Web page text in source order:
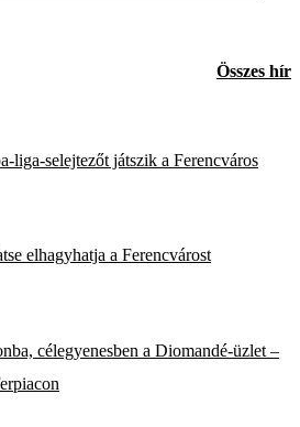
Összes hír
liga-selejtezőt játszik a Ferencváros
elhagyhatja a Ferencvárost
célegyenesben a Diomandé-üzlet –